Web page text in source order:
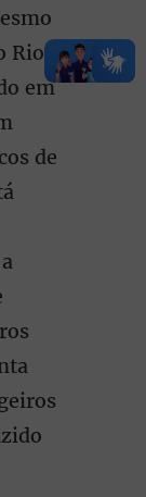
Rio.
em
de